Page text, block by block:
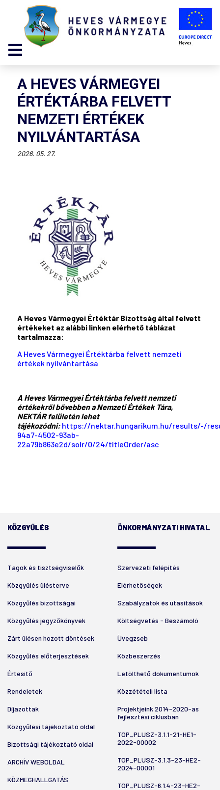
A HEVES VÁRMEGYEI
ÉRTÉKTÁRBA FELVETT
NEMZETI ÉRTÉKEK
NYILVÁNTARTÁSA
2026. 05. 27.
A Heves Vármegyei Értéktár Bizottság által felvett
értékeket az alábbi linken elérhető táblázat
tartalmazza:
A Heves Vármegyei Értéktárba felvett nemzeti
értékek nyilvántartása
A Heves Vármegyei Értéktárba felvett nemzeti
értékekről bővebben a Nemzeti Értékek Tára,
NEKTÁR felületén lehet
tájékozódni: https://nektar.hungarikum.hu/results/-/
94a7-4502-93ab-
22a79b863e2d/solr/0/24/titleOrder/asc
KÖZGYŰLÉS
Tagok és tisztségviselők
Közgyűlés ülésterve
Közgyűlés bizottságai
Közgyűlés jegyzőkönyvek
Zárt ülésen hozott döntések
Közgyűlés előterjesztések
Értesítő
Rendeletek
Díjazottak
Közgyűlési tájékoztató oldal
Bizottsági tájékoztató oldal
ARCHÍV WEBOLDAL
KÖZMEGHALLGATÁS
ÖNKORMÁNYZATI HIVATAL
Szervezeti felépítés
Elérhetőségek
Szabályzatok és utasítások
Költségvetés - Beszámoló
Üvegzseb
Közbeszerzés
Letölthető dokumentumok
Közzétételi lista
Projektjeink 2014-2020-as
fejlesztési ciklusban
TOP_PLUSZ-3.1.1-21-HE1-
2022-00002
TOP_PLUSZ-3.1.3-23-HE2-
2024-00001
TOP_PLUSZ-6.1.4-23-HE2-